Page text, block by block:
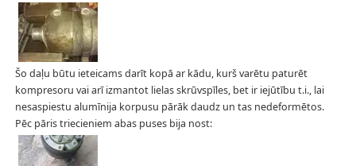
Šo daļu būtu ieteicams darīt kopā ar kādu, kurš varētu paturēt
kompresoru vai arī izmantot lielas skrūvspīles, bet ir iejūtību t.i., lai
nesaspiestu alumīnija korpusu pārāk daudz un tas nedeformētos.
Pēc pāris triecieniem abas puses bija nost: